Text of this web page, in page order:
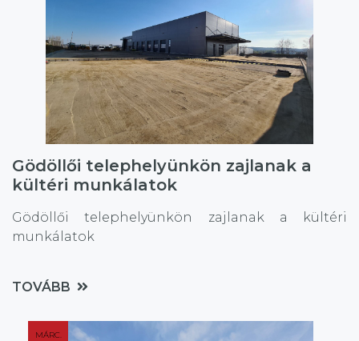
Gödöllői telephelyünkön zajlanak a
kültéri munkálatok
Gödöllői telephelyünkön zajlanak a kültéri
munkálatok
TOVÁBB
MÁRC.